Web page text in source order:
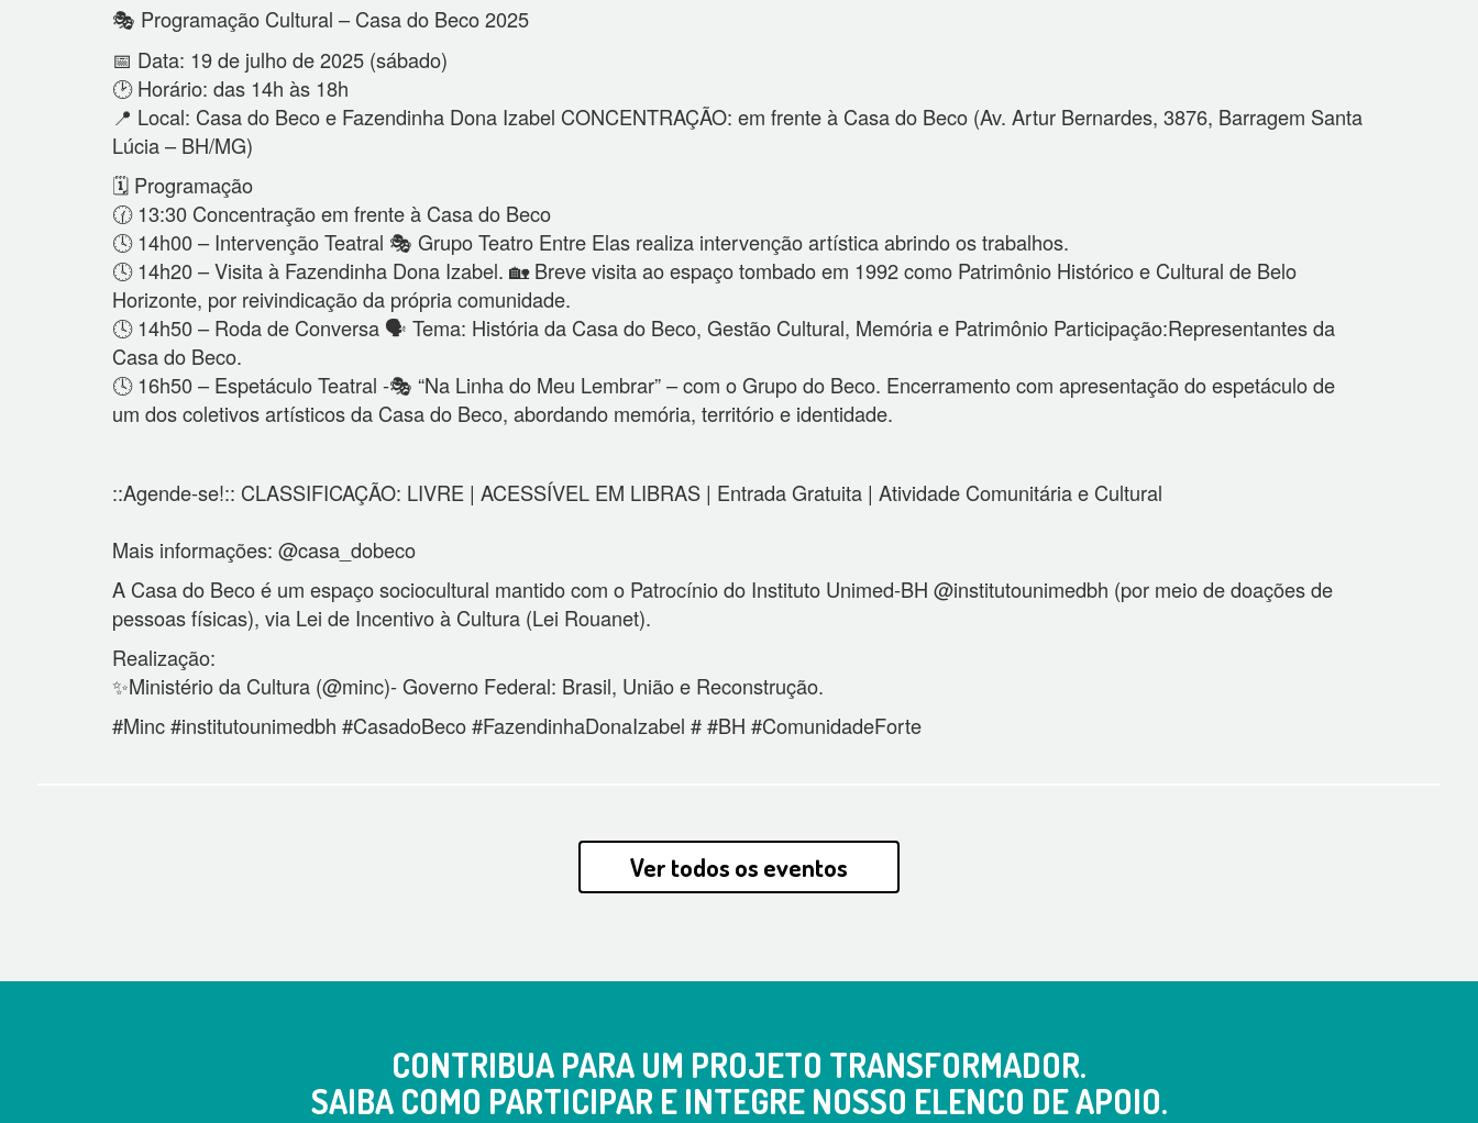
🎭 Programação Cultural – Casa do Beco 2025
📅 Data: 19 de julho de 2025 (sábado)
🕑 Horário: das 14h às 18h
📍 Local: Casa do Beco e Fazendinha Dona Izabel CONCENTRAÇÃO: em frente à Casa do Beco (Av. Artur Bernardes, 3876, Barragem Santa
Lúcia – BH/MG)
🗓 Programação
🕜 13:30 Concentração em frente à Casa do Beco
🕓 14h00 – Intervenção Teatral 🎭 Grupo Teatro Entre Elas realiza intervenção artística abrindo os trabalhos.
🕓 14h20 – Visita à Fazendinha Dona Izabel. 🏡 Breve visita ao espaço tombado em 1992 como Patrimônio Histórico e Cultural de Belo
Horizonte, por reivindicação da própria comunidade.
🕓 14h50 – Roda de Conversa 🗣 Tema: História da Casa do Beco, Gestão Cultural, Memória e Patrimônio Participação:Representantes da
Casa do Beco.
🕓 16h50 – Espetáculo Teatral -🎭 “Na Linha do Meu Lembrar” – com o Grupo do Beco. Encerramento com apresentação do espetáculo de
um dos coletivos artísticos da Casa do Beco, abordando memória, território e identidade.
::Agende-se!:: CLASSIFICAÇÃO: LIVRE | ACESSÍVEL EM LIBRAS | Entrada Gratuita | Atividade Comunitária e Cultural
Mais informações: @casa_dobeco
A Casa do Beco é um espaço sociocultural mantido com o Patrocínio do Instituto Unimed-BH @institutounimedbh (por meio de doações de
pessoas físicas), via Lei de Incentivo à Cultura (Lei Rouanet).
Realização:
✨Ministério da Cultura (@minc)- Governo Federal: Brasil, União e Reconstrução.
#Minc #institutounimedbh #CasadoBeco #FazendinhaDonaIzabel # #BH #ComunidadeForte
Ver todos os eventos
CONTRIBUA PARA UM PROJETO TRANSFORMADOR.
SAIBA COMO PARTICIPAR E INTEGRE NOSSO ELENCO DE APOIO.